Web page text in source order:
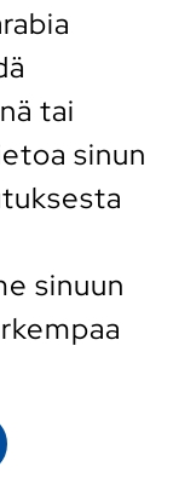
tai
sinun
sinuun